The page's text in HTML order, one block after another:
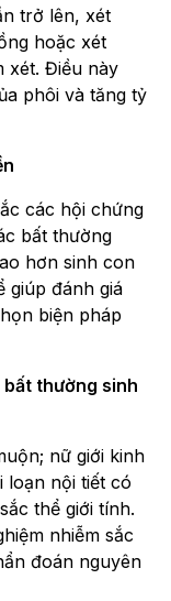
trở lên, xét
hoặc xét
xét. Điều này
phôi và tăng tỷ
các hội chứng
bất thường
hơn sinh con
giúp đánh giá
biện pháp
thường sinh
nữ giới kinh
loạn nội tiết có
thể giới tính.
nhiễm sắc
đoán nguyên